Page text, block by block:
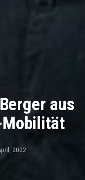
aus
2022